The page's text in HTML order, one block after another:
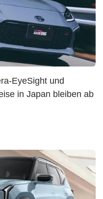
EyeSight und
in Japan bleiben ab